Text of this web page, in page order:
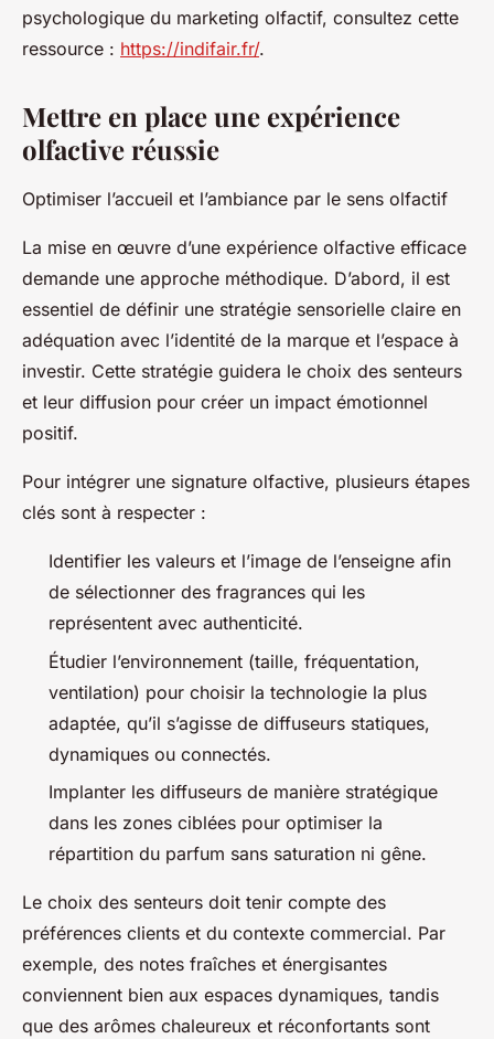
psychologique du marketing olfactif, consultez cette
ressource : https://indifair.fr/.
Mettre en place une expérience
olfactive réussie
Optimiser l’accueil et l’ambiance par le sens olfactif
La mise en œuvre d’une expérience olfactive efficace
demande une approche méthodique. D’abord, il est
essentiel de définir une stratégie sensorielle claire en
adéquation avec l’identité de la marque et l’espace à
investir. Cette stratégie guidera le choix des senteurs
et leur diffusion pour créer un impact émotionnel
positif.
Pour intégrer une signature olfactive, plusieurs étapes
clés sont à respecter :
Identifier les valeurs et l’image de l’enseigne afin
de sélectionner des fragrances qui les
représentent avec authenticité.
Étudier l’environnement (taille, fréquentation,
ventilation) pour choisir la technologie la plus
adaptée, qu’il s’agisse de diffuseurs statiques,
dynamiques ou connectés.
Implanter les diffuseurs de manière stratégique
dans les zones ciblées pour optimiser la
répartition du parfum sans saturation ni gêne.
Le choix des senteurs doit tenir compte des
préférences clients et du contexte commercial. Par
exemple, des notes fraîches et énergisantes
conviennent bien aux espaces dynamiques, tandis
que des arômes chaleureux et réconfortants sont